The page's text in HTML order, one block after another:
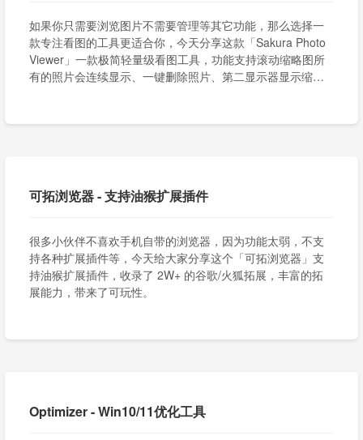
如果你只需要浏览图片不需要管理等其它功能，那么选择一
款专注看图的工具更适合你，今天分享这款「Sakura Photo
Viewer」一款极简轻量级看图工具，功能支持滚动缩略图所
有的照片会连续显示、一键删除照片、第二显示器显示缩略
可拓浏览器 - 支持油猴扩展插件
很多小伙伴不喜欢手机自带的浏览器，因为功能太弱，不支
持各种扩展插件等，今天给大家分享这个「可拓浏览器」支
持油猴扩展插件，收录了 2W+ 的谷歌/火狐拓展，丰富的拓
展能力，带来了可玩性。
Optimizer - Win10/11优化工具